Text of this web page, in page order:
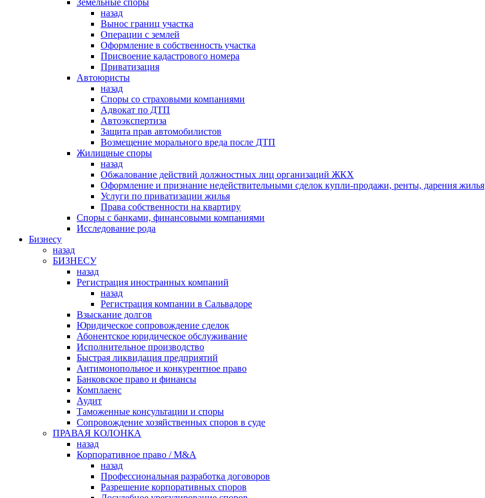
Земельные споры
назад
Вынос границ участка
Операции с землей
Оформление в собственность участка
Присвоение кадастрового номера
Приватизация
Автоюристы
назад
Споры со страховыми компаниями
Адвокат по ДТП
Автоэкспертиза
Защита прав автомобилистов
Возмещение морального вреда после ДТП
Жилищные споры
назад
Обжалование действий должностных лиц организаций ЖКХ
Оформление и признание недействительными сделок купли-продажи, ренты, дарения жилья
Услуги по приватизации жилья
Права собственности на квартиру
Cпоры с банками, финансовыми компаниями
Исследование рода
Бизнесу
назад
БИЗНЕСУ
назад
Регистрация иностранных компаний
назад
Регистрация компании в Сальвадоре
Взыскание долгов
Юридическое сопровождение сделок
Абонентское юридическое обслуживание
Исполнительное производство
Быстрая ликвидация предприятий
Антимонопольное и конкурентное право
Банковское право и финансы
Комплаенс
Аудит
Таможенные консультации и споры
Сопровождение хозяйственных споров в суде
ПРАВАЯ КОЛОНКА
назад
Корпоративное право / M&A
назад
Профессиональная разработка договоров
Разрешение корпоративных споров